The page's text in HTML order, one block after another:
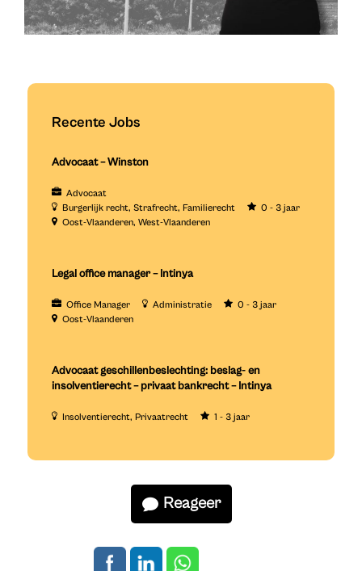
Recente Jobs
Advocaat – Winston
Advocaat
Burgerlijk recht Strafrecht Familierecht
0 - 3 jaar
Oost-Vlaanderen West-Vlaanderen
Legal office manager – Intinya
Office Manager Administratie
0 - 3 jaar
Oost-Vlaanderen
Advocaat geschillenbeslechting: beslag- en
insolventierecht – privaat bankrecht – Intinya
Insolventierecht Privaatrecht 1 - 3 jaar
Reageer